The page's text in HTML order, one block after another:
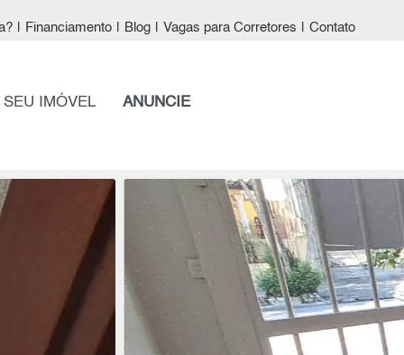
Financiamento Blog Vagas para Corretores Contato
IMÓVEL ANUNCIE